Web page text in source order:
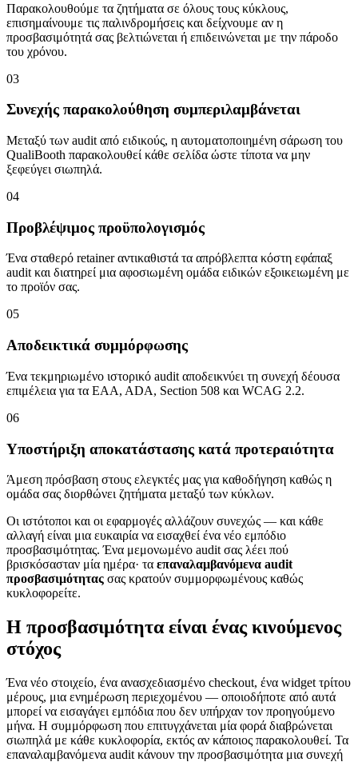
Παρακολουθούμε τα ζητήματα σε όλους τους κύκλους,
επισημαίνουμε τις παλινδρομήσεις και δείχνουμε αν η
προσβασιμότητά σας βελτιώνεται ή επιδεινώνεται με την πάροδο
του χρόνου.
03
Συνεχής παρακολούθηση συμπεριλαμβάνεται
Μεταξύ των audit από ειδικούς, η αυτοματοποιημένη σάρωση του
QualiBooth παρακολουθεί κάθε σελίδα ώστε τίποτα να μην
ξεφεύγει σιωπηλά.
04
Προβλέψιμος προϋπολογισμός
Ένα σταθερό retainer αντικαθιστά τα απρόβλεπτα κόστη εφάπαξ
audit και διατηρεί μια αφοσιωμένη ομάδα ειδικών εξοικειωμένη με
το προϊόν σας.
05
Αποδεικτικά συμμόρφωσης
Ένα τεκμηριωμένο ιστορικό audit αποδεικνύει τη συνεχή δέουσα
επιμέλεια για τα EAA, ADA, Section 508 και WCAG 2.2.
06
Υποστήριξη αποκατάστασης κατά προτεραιότητα
Άμεση πρόσβαση στους ελεγκτές μας για καθοδήγηση καθώς η
ομάδα σας διορθώνει ζητήματα μεταξύ των κύκλων.
Οι ιστότοποι και οι εφαρμογές αλλάζουν συνεχώς — και κάθε
αλλαγή είναι μια ευκαιρία να εισαχθεί ένα νέο εμπόδιο
προσβασιμότητας. Ένα μεμονωμένο audit σας λέει πού
βρισκόσασταν μία ημέρα· τα επαναλαμβανόμενα audit
προσβασιμότητας σας κρατούν συμμορφωμένους καθώς
κυκλοφορείτε.
Η προσβασιμότητα είναι ένας κινούμενος
στόχος
Ένα νέο στοιχείο, ένα ανασχεδιασμένο checkout, ένα widget τρίτου
μέρους, μια ενημέρωση περιεχομένου — οποιοδήποτε από αυτά
μπορεί να εισαγάγει εμπόδια που δεν υπήρχαν τον προηγούμενο
μήνα. Η συμμόρφωση που επιτυγχάνεται μία φορά διαβρώνεται
σιωπηλά με κάθε κυκλοφορία, εκτός αν κάποιος παρακολουθεί. Τα
επαναλαμβανόμενα audit κάνουν την προσβασιμότητα μια συνεχή